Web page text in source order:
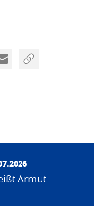
Armut